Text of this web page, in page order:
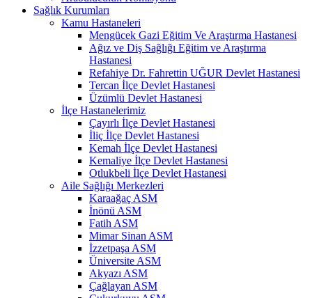
Sağlık Kurumları
Kamu Hastaneleri
Mengücek Gazi Eğitim Ve Araştırma Hastanesi
Ağız ve Diş Sağlığı Eğitim ve Araştırma
Hastanesi
Refahiye Dr. Fahrettin UĞUR Devlet Hastanesi
Tercan İlçe Devlet Hastanesi
Üzümlü Devlet Hastanesi
İlçe Hastanelerimiz
Çayırlı İlçe Devlet Hastanesi
İliç İlçe Devlet Hastanesi
Kemah İlçe Devlet Hastanesi
Kemaliye İlçe Devlet Hastanesi
Otlukbeli İlçe Devlet Hastanesi
Aile Sağlığı Merkezleri
Karaağaç ASM
İnönü ASM
Fatih ASM
Mimar Sinan ASM
İzzetpaşa ASM
Üniversite ASM
Akyazı ASM
Çağlayan ASM